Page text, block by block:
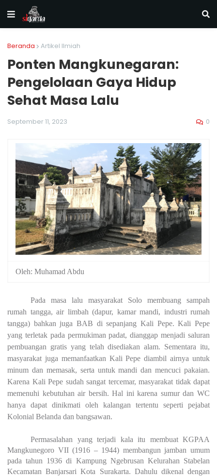
Beranda Artikel Ilmiah
Ponten Mangkunegaran:
Pengelolaan Gaya Hidup
Sehat Masa Lalu
September 11, 2023 0
Oleh: Muhamad Abdu
Pada masa lalu masyarakat Solo membuang sampah
rumah tangga, air limbah (dapur, kamar mandi, industri rumah
tangga) bahkan juga BAB di sepanjang Kali Pepe. Kali Pepe
yang terletak pada permukiman padat, dianggap menjadi saluran
pembuangan gratis yang telah disediakan alam. Sementara itu,
masyarakat juga memanfaatkan Kali Pepe diambil airnya untuk
minum dan memasak, serta untuk mandi dan mencuci pakaian.
Karena Kali Pepe sudah sangat tercemar, masyarakat tidak dapat
memenuhi kebutuhan air bersih. Hal ini karena sumur dan WC
hanya dapat dinikmati oleh kalangan tertentu seperti pejabat
Kolonial Belanda dan bangsawan.
Permasalahan yang terjadi kala itu membuat KGPAA
Mangkunegoro VII (1916 – 1944) membangun jamban umum
pada tahun 1936 di Kampung Ngebrusan Kelurahan Stabelan
Kecamatan Banjarsari Kota Surakarta. Dahulu dikenal dengan